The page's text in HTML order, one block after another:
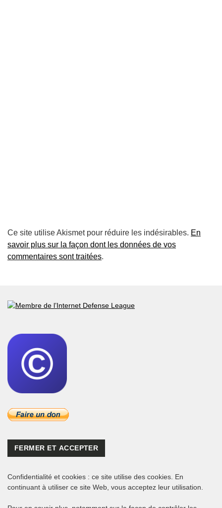
Ce site utilise Akismet pour réduire les indésirables. En
savoir plus sur la façon dont les données de vos
commentaires sont traitées.
Confidentialité et cookies : ce site utilise des cookies. En
continuant à utiliser ce site Web, vous acceptez leur utilisation.